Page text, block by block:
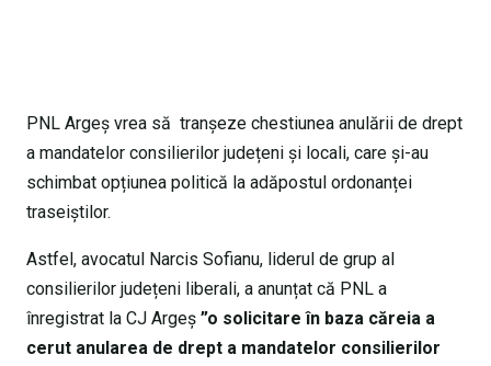
PNL Argeș vrea să tranșeze chestiunea anulării de drept
a mandatelor consilierilor județeni și locali, care și-au
schimbat opțiunea politică la adăpostul ordonanței
traseiștilor.
Astfel, avocatul Narcis Sofianu, liderul de grup al
consilierilor județeni liberali, a anunțat că PNL a
înregistrat la CJ Argeș ”o solicitare în baza căreia a
cerut anularea de drept a mandatelor consilierilor